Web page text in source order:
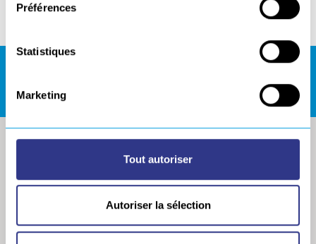
Préférences
Statistiques
Marketing
Tout autoriser
Autoriser la sélection